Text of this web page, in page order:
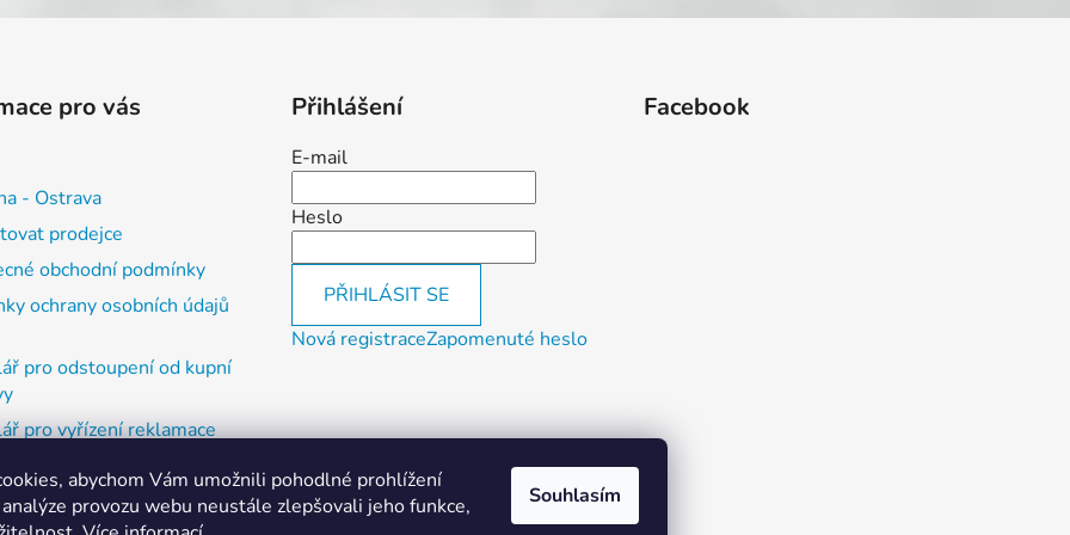
abychom Vám umožnili pohodlné prohlížení
provozu webu neustále zlepšovali jeho funkce,
Souhlasím
pro vás
- Ostrava
prodejce
obchodní podmínky
ochrany osobních údajů
pro odstoupení od kupní
pro vyřízení reklamace
vrácení zboží a reklamace
otevírací doba
Přihlášení
E-mail
Heslo
PŘIHLÁSIT SE
Nová registraceZapomenuté heslo
Facebook